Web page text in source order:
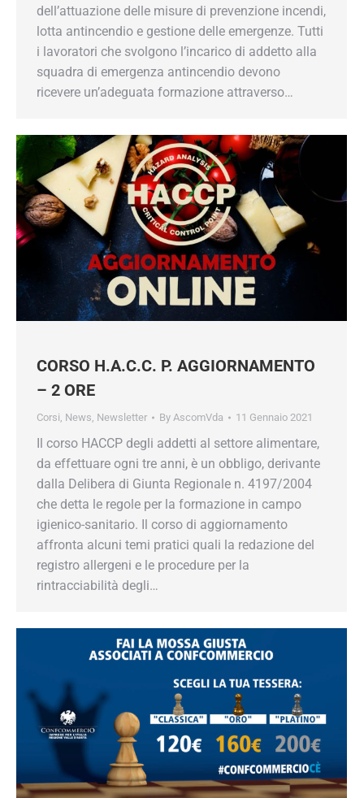
dell’attuazione delle misure di prevenzione incendi,
lotta antincendio e gestione delle emergenze. Tutti
i lavoratori che svolgono l’incarico di addetto alla
squadra di emergenza antincendio devono
ricevere un’adeguata formazione attraverso…
CORSO H.A.C.C. P. AGGIORNAMENTO
– 2 ORE
Corsi, News, Newsletter By AscomVda 11 Gennaio 2021
Il corso HACCP degli addetti al settore alimentare,
da effettuare ogni tre anni, è un obbligo, derivante
dalla Delibera di Giunta Regionale n. 4197/2004
che detta le regole per la formazione in campo
igienico-sanitario. Il corso di aggiornamento
affronta alcuni temi pratici quali la redazione del
registro allergeni e le procedure per la
rintracciabilità degli…